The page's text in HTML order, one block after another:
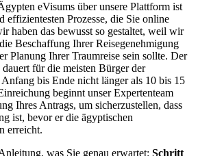
eVisums über unsere Plattform ist
effizientesten Prozesse, die Sie online
haben das bewusst so gestaltet, weil wir
Beschaffung Ihrer Reisegenehmigung
Planung Ihrer Traumreise sein sollte. Der
dauert für die meisten Bürger der
bis Ende nicht länger als 10 bis 15
beginnt unser Expertenteam
Ihres Antrags, um sicherzustellen, dass
ist, bevor er die ägyptischen
erreicht.
was Sie genau erwartet: Schritt